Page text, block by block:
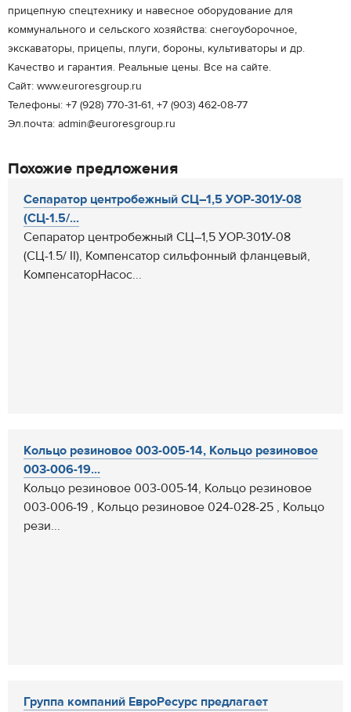
прицепную спецтехнику и навесное оборудование для
коммунального и сельского хозяйства: снегоуборочное,
экскаваторы, прицепы, плуги, бороны, культиваторы и др.
Качество и гарантия. Реальные цены. Все на сайте.
Сайт: www.euroresgroup.ru
Телефоны: +7 (928) 770-31-61, +7 (903) 462-08-77
Эл.почта: admin@euroresgroup.ru
Похожие предложения
Сепаратор центробежный СЦ–1,5 УОР-301У-08
(СЦ-1.5/...
Сепаратор центробежный СЦ–1,5 УОР-301У-08
(СЦ-1.5/ II), Компенсатор сильфонный фланцевый,
КомпенсаторНасос...
Кольцо резиновое 003-005-14, Кольцо резиновое
003-006-19...
Кольцо резиновое 003-005-14, Кольцо резиновое
003-006-19 , Кольцо резиновое 024-028-25 , Кольцо
рези...
Группа компаний ЕвроРесурс предлагает